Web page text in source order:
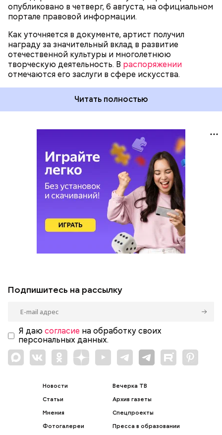
опубликовано в четверг, 6 августа, на официальном
портале правовой информации.
Как уточняется в документе, артист получил
награду за значительный вклад в развитие
отечественной культуры и многолетнюю
творческую деятельность. В распоряжении
отмечаются его заслуги в сфере искусства.
Читать полностью
Подпишитесь на рассылку
Я даю согласие на обработку своих
персональных данных.
Новости
Статьи
Мнения
Фотогалереи
Вечерка ТВ
Архив газеты
Спецпроекты
Пресса в образовании